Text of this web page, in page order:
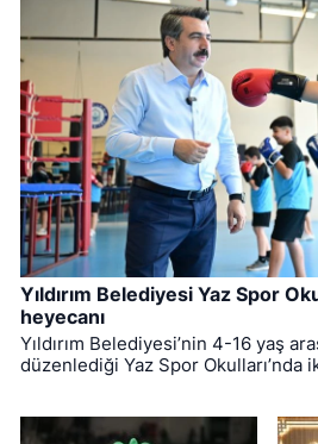
Yıldırım Belediyesi Yaz Spor
heyecanı
Yıldırım Belediyesi’nin 4-16 yaş
düzenlediği Yaz Spor Okulları’nda